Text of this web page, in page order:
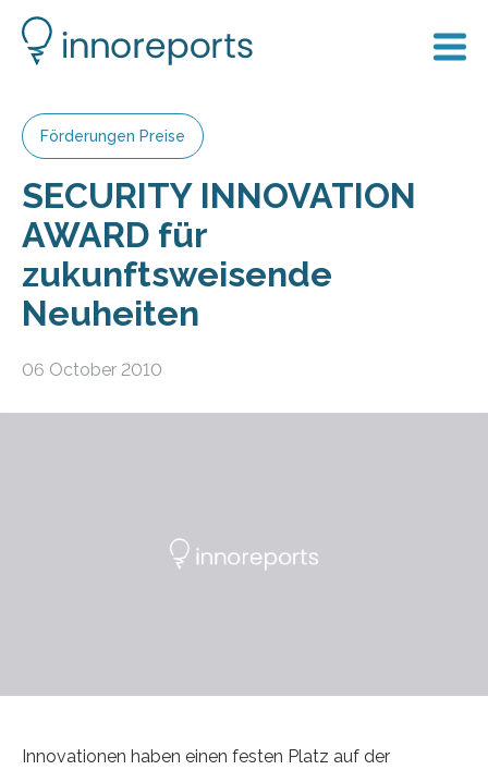
Förderungen Preise
SECURITY INNOVATION
AWARD für
zukunftsweisende
Neuheiten
06 October 2010
Innovationen haben einen festen Platz auf der